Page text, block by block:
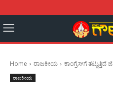
Home ರಾಜಕೀಯ ಕಾಂಗ್ರೆಸ್‍ಗೆ
ರಾಜಕೀಯ